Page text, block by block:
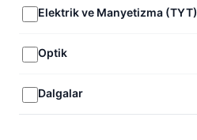
Elektrik ve Manyetizma (TYT)
Optik
Dalgalar